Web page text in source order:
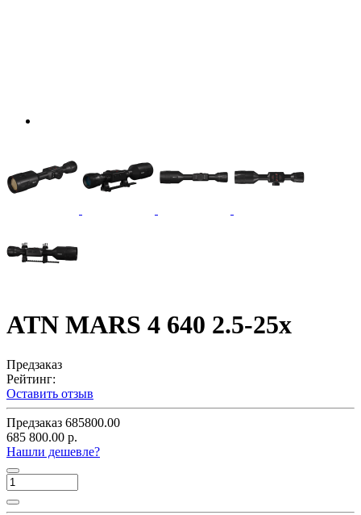
ATN MARS 4 640 2.5-25x
Предзаказ
Рейтинг:
Оставить отзыв
Предзаказ 685800.00
685 800.00 р.
Нашли дешевле?